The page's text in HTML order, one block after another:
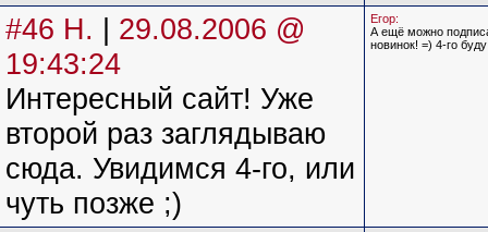
#46 Н. | 29.08.2006 @
19:43:24
Интересный сайт! Уже
второй раз заглядываю
сюда. Увидимся 4-го, или
чуть позже ;)
Егор:
А ещё можно
новинок! =) 4-го